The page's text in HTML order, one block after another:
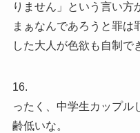
りません」という言い方
まぁなんであろうと罪は
した大人が色欲も自制で
16.
ったく、中学生カップル
齢低いな。